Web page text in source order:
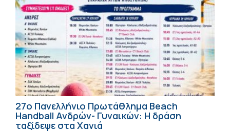
27ο Πανελλήνιο Πρωτάθλημα Beach
Handball Ανδρών- Γυναικών: Η δράση
ταξίδεψε στα Χανιά